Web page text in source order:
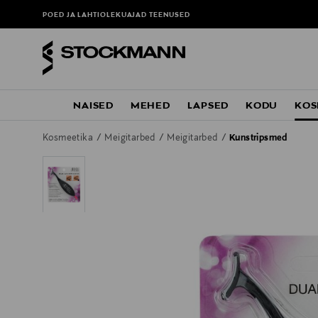
POED JA LAHTIOLEKUAJADTEENUSED
NAISED MEHED LAPSED KODU
Kosmeetika Meigitarbed Meigitarbed Kunstripsmed